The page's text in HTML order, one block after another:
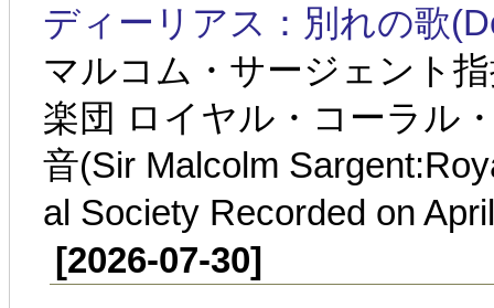
ディーリアス：別れの歌
マルコム・サージェント
楽団 ロイヤル・コーラル
音(Sir Malcolm
al Society Recorded on
[2026-07-30]